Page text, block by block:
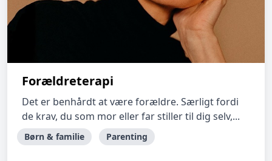
Forældreterapi
Det er benhårdt at være forældre. Særligt fordi
de krav, du som mor eller far stiller til dig selv,...
Børn & familie Parenting